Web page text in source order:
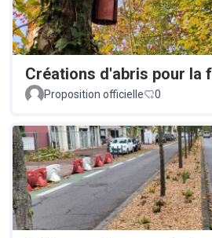
Créations d'abris pour la
Proposition officielle
0